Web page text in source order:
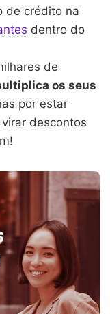
de crédito na
dentro do
de
os seus
por estar
descontos